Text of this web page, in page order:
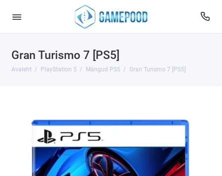
Gran Turismo 7 [PS5]
Avaleht PlayStation 5 Mängud PS5 Gran Turismo 7 [PS5]